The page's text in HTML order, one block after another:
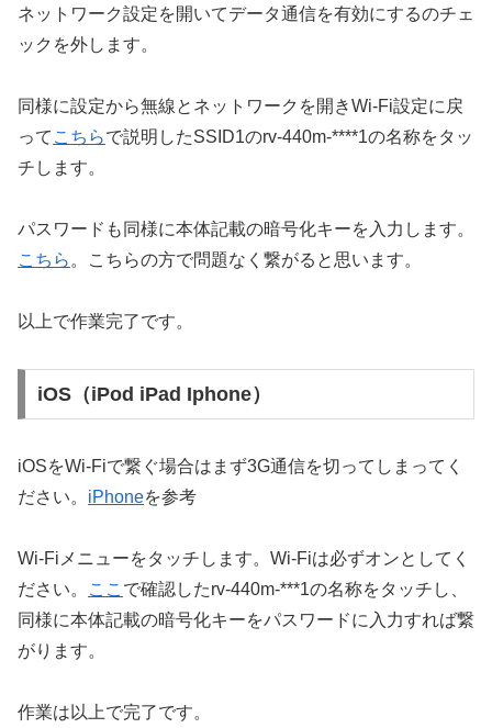
ネットワーク設定を開いてデータ通信を有効にするのチェ
ックを外します。
同様に設定から無線とネットワークを開きWi-Fi設定に戻
って こちらで説明したSSID1のrv-440m-****1の名称をタッ
チします。
パスワードも同様に本体記載の暗号化キーを入力します。
こちら。こちらの方で問題なく繋がると思います。
以上で作業完了です。
iOS（iPod iPad Iphone）
iOSをWi-Fiで繋ぐ場合はまず3G通信を切ってしまってく
ださい。 iPhoneを参考
Wi-Fiメニューをタッチします。Wi-Fiは必ずオンとしてく
ださい。
ここ で確認したrv-440m-***1の名称をタッチし、
同様に本体記載の暗号化キーをパスワードに入力すれば繋
がります。
作業は以上で完了です。